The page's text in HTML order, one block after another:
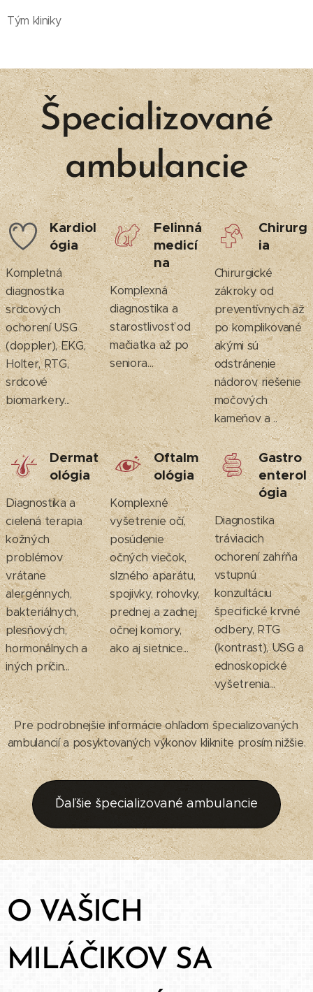
Tým kliniky
Špecializované
ambulancie
Kardiol
ógia
Kompletná
diagnostika
srdcových
ochorení USG
(doppler), EKG,
Holter, RTG,
srdcové
biomarkery...
Felinná
medicí
na
Komplexná
diagnostika a
starostlivosť od
mačiatka až po
seniora...
Chirurg
ia
Chirurgické
zákroky od
preventívnych až
po komplikované
akými sú
odstránenie
nádorov, riešenie
močových
kameňov a ..
Dermat
ológia
Diagnostika a
cielená terapia
kožných
problémov
vrátane
alergénnych,
bakteriálnych,
plesňových,
hormonálnych a
iných príčin...
Oftalm
ológia
Komplexné
vyšetrenie očí,
posúdenie
očných viečok,
slzného aparátu,
spojivky, rohovky,
prednej a zadnej
očnej komory,
ako aj sietnice...
Gastro
enterol
ógia
Diagnostika
tráviacich
ochorení zahŕňa
vstupnú
konzultáciu
špecifické krvné
odbery, RTG
(kontrast), USG a
ednoskopické
vyšetrenia...
Pre podrobnejšie informácie ohľadom špecializovaných
ambulancií a posyktovaných výkonov kliknite prosím nižšie.
Ďaľšie špecializované ambulancie
O VAŠICH
MILÁČIKOV SA